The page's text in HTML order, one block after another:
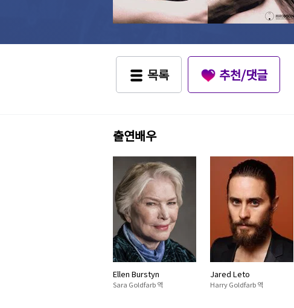
목록 추천/댓글
출연배우
Ellen Burstyn
Sara Goldfarb 역
Jared Leto
Harry Goldfarb 역